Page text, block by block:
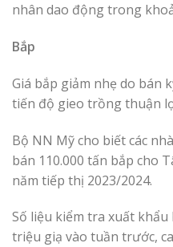
nhân dao động trong
Bắp
Giá bắp giảm nhẹ do bán
tiến độ gieo trồng thuận
Bộ NN Mỹ cho biết các
bán 110.000 tấn bắp cho
năm tiếp thị 2023/2024.
Số liệu kiểm tra xuất khẩu
triệu giạ vào tuần trước,